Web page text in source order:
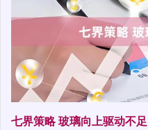
七界策略 玻璃向上驱动不足